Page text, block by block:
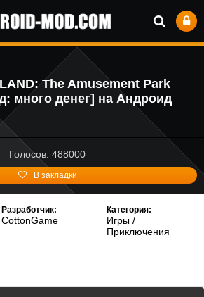
The Amusement Park
много денег] на Андроид
Голосов: 488000
В закладки
Разработчик:
CottonGame
Категория:
Игры/
Приключения